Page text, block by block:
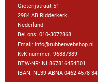
Gieterijstraat 51
2984 AB Ridderkerk
Nederland
Bel ons: 010-3072868
Email: info@rubberwebshop.nl
KvK-nummer: 96887389
BTW-NR: NL867816454B01
IBAN: NL39 ABNA 0462 4578 34